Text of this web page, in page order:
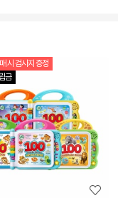
금
시 검사지 증정